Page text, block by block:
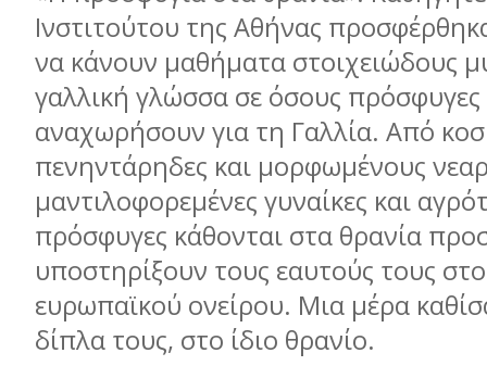
Ινστιτούτου της Αθήνας
να κάνουν μαθήματα στοιχειώδους
γαλλική γλώσσα σε όσους πρόσφυγες
αναχωρήσουν για τη Γαλλία. Από
πενηντάρηδες και μορφωμένους
μαντιλοφορεμένες γυναίκες και
πρόσφυγες κάθονται στα θρανία
υποστηρίξουν τους εαυτούς τους
ευρωπαϊκού ονείρου. Μια μέρα
δίπλα τους, στο ίδιο θρανίο.